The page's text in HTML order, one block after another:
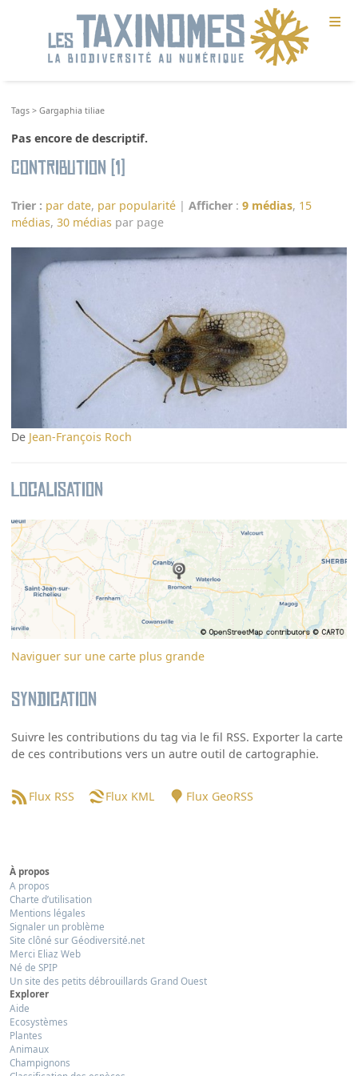
≡
Tags >Gargaphia tiliae
Pas encore de descriptif.
Contribution (1)
Trier : par date, par popularité |Afficher :9 médias, 15
médias,30 médias par page
De Jean-François Roch
Localisation
Naviguer sur une carte plus grande
Syndication
Suivre les contributions du tag via le fil RSS. Exporter la carte
de ces contributions vers un autre outil de cartographie.
Flux RSS Flux KML Flux GeoRSS
À propos
A propos
Charte d’utilisation
Mentions légales
Signaler un problème
Site clôné sur Géodiversité.net
Merci Eliaz Web
Né de SPIP
Un site des petits débrouillards Grand Ouest
Explorer
Aide
Ecosystèmes
Plantes
Animaux
Champignons